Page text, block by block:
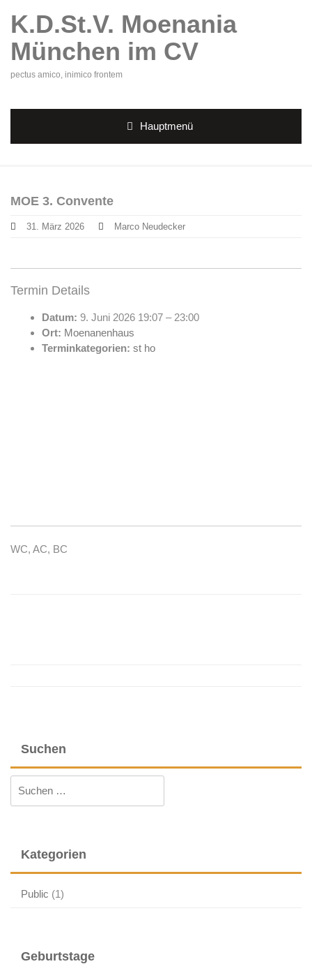
K.D.St.V. Moenania
München im CV
pectus amico, inimico frontem
Hauptmenü
MOE 3. Convente
31. März 2026 Marco Neudecker
Termin Details
Datum: 9. Juni 2026 19:07 – 23:00
Ort: Moenanenhaus
Terminkategorien: st ho
WC, AC, BC
Suchen
nach:
Kategorien
Public (1)
Geburtstage